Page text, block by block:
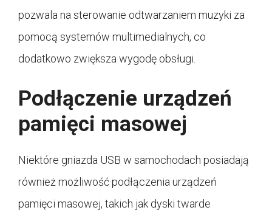
pozwala na sterowanie odtwarzaniem muzyki za
pomocą systemów multimedialnych, co
dodatkowo zwiększa wygodę obsługi.
Podłączenie urządzeń
pamięci masowej
Niektóre gniazda USB w samochodach posiadają
również możliwość podłączenia urządzeń
pamięci masowej, takich jak dyski twarde